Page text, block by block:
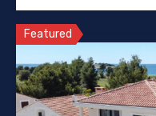
Featured